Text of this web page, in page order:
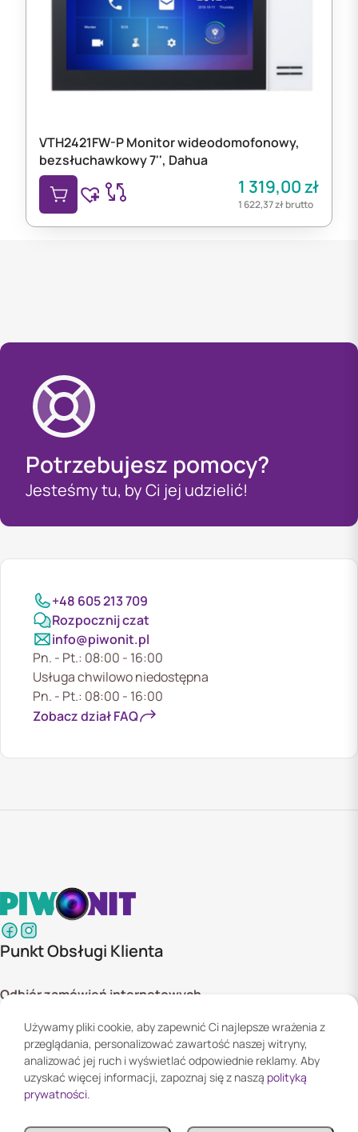
VTH2421FW-P Monitor wideodomofonowy,
bezsłuchawkowy 7'', Dahua
1 319,00zł
1 622,37złbrutto
Potrzebujesz pomocy?
Jesteśmy tu, by Ci jej udzielić!
+48 605 213 709
Rozpocznij czat
info@piwonit.pl
Pn. - Pt.: 08:00 - 16:00
Usługa chwilowo niedostępna
Pn. - Pt.: 08:00 - 16:00
Zobacz dział FAQ
Punkt Obsługi Klienta
Odbiór zamówień internetowych
02-285 Warszawa
Godziny otwarcia:
Pn. - Pt. 08:00 - 16:00
Informacje
Używamy pliki cookie, aby zapewnić Ci najlepsze wrażenia z
przeglądania, personalizować zawartość naszej witryny,
analizować jej ruch i wyświetlać odpowiednie reklamy. Aby
uzyskać więcej informacji, zapoznaj się z naszą polityką
prywatności.